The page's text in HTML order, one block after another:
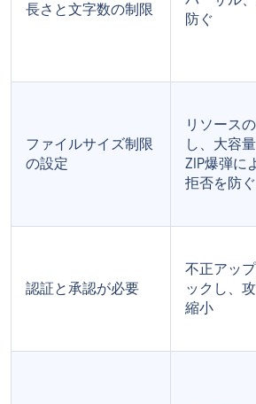
長さと文字数の制限
防ぐ
ファイルサイズ制限
の設定
リソース
し、大容
ZIP爆弾に
拒否を防ぐ
認証と承認が必要
不正アッ
ックし、
縮小